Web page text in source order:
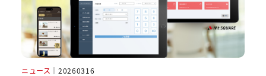
ニュース ｜ 20260316